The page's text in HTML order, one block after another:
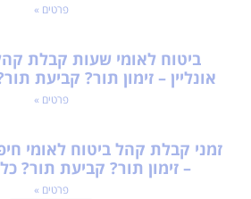
פרטים »
ביטוח לאומי שעות קבלת
אונליין – זימון תור? קביעת
פרטים »
זמני קבלת קהל ביטוח לאומי
– זימון תור? קביעת תור?
פרטים »